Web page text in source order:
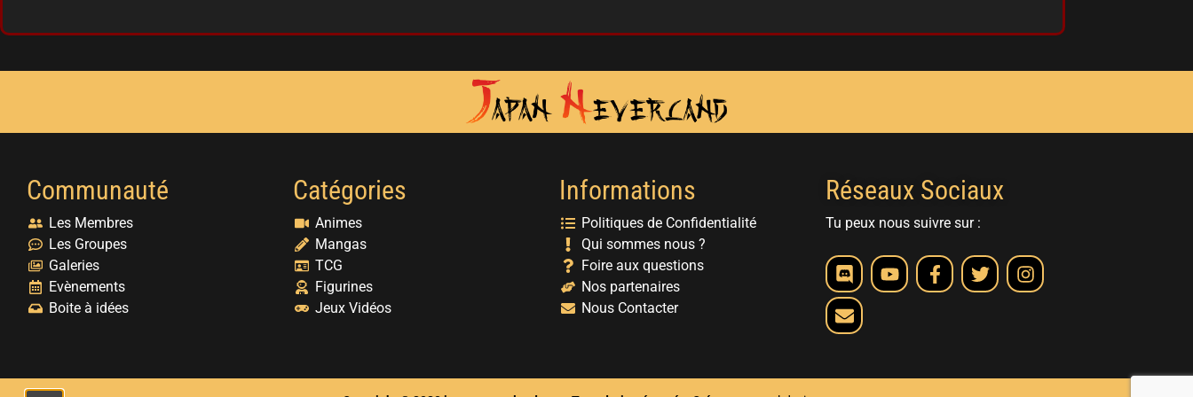
Communauté
Les Membres
Les Groupes
Galeries
Evènements
Boite à idées
Catégories
Animes
Mangas
TCG
Figurines
Jeux Vidéos
Informations
Politiques de Confidentialité
Qui sommes nous ?
Foire aux questions
Nos partenaires
Nous Contacter
Réseaux Sociaux
Tu peux nous suivre sur :